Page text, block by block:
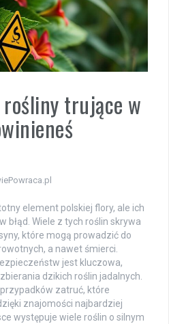
rośliny trujące w
element polskiej flory, ale ich
błąd. Wiele z tych roślin skrywa
które mogą prowadzić do
a nawet śmierci.
jest kluczowa,
dzikich roślin jadalnych.
zatruć, które
znajomości najbardziej
występuje wiele roślin o silnym